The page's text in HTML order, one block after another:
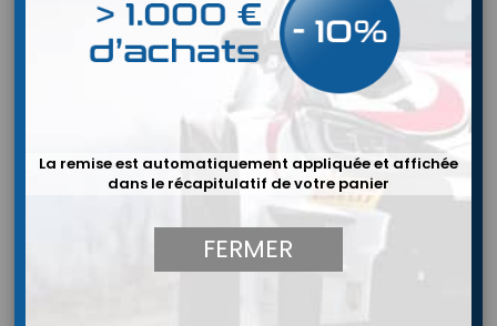
La remise est automatiquement appliquée et affichée
dans le récapitulatif de votre panier
FERMER